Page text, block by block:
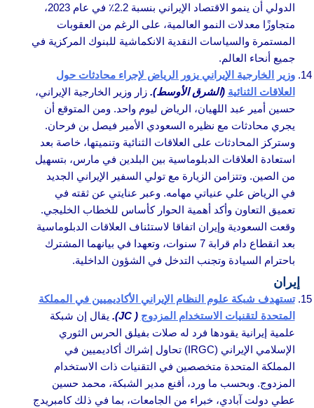
الدولي أن ينمو الاقتصاد الإيراني بنسبة 2.2٪ في عام 2023،
متجاوزًا معدلات النمو العالمية، على الرغم من العقوبات
المستمرة والسياسات النقدية الانكماشية للبنوك المركزية في
جميع أنحاء العالم.
وزير الخارجية الإيراني يزور الرياض لإجراء محادثات حول
العلاقات الثنائية (الشرق الأوسط). زار وزير الخارجية الإيراني،
حسين أمير عبد اللهيان، الرياض ليوم واحد. ومن المتوقع أن
يجري محادثات مع نظيره السعودي الأمير فيصل بن فرحان.
وستركز المحادثات على العلاقات الثنائية وتنميتها، خاصة بعد
استعادة العلاقات الدبلوماسية بين البلدين في مارس، بتسهيل
من الصين. وتتزامن الزيارة مع تولي السفير الإيراني الجديد
في الرياض علي عنياتي مهامه. وعبر عنايتي عن ثقته في
تعميق التعاون وأكد أهمية الحوار كأساس للخطاب الخليجي.
وقعت السعودية وإيران اتفاقا لاستئناف العلاقات الدبلوماسية
بعد انقطاع دام قرابة 7 سنوات، وتعهدا في بيانهما المشترك
باحترام السيادة وتجنب التدخل في الشؤون الداخلية.
إيران
تستهدف شبكة علوم النظام الإيراني الأكاديميين في المملكة
المتحدة لتقنيات الاستخدام المزدوج ( JC).
يقال إن شبكة
علمية إيرانية يقودها فرد له صلات بفيلق الحرس الثوري
الإسلامي الإيراني (IRGC) تحاول إشراك أكاديميين في
المملكة المتحدة متخصصين في التقنيات ذات الاستخدام
المزدوج. وبحسب ما ورد، أقنع مدير الشبكة، محمد حسين
عطي دولت آبادي، خبراء من الجامعات، بما في ذلك كامبريدج